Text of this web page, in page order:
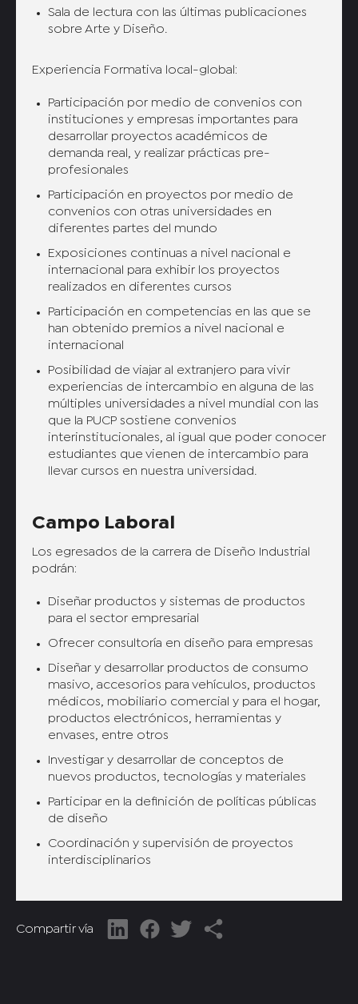
Sala de lectura con las últimas publicaciones
sobre Arte y Diseño.
Experiencia Formativa local-global:
Participación por medio de convenios con
instituciones y empresas importantes para
desarrollar proyectos académicos de
demanda real, y realizar prácticas pre-
profesionales
Participación en proyectos por medio de
convenios con otras universidades en
diferentes partes del mundo
Exposiciones continuas a nivel nacional e
internacional para exhibir los proyectos
realizados en diferentes cursos
Participación en competencias en las que se
han obtenido premios a nivel nacional e
internacional
Posibilidad de viajar al extranjero para vivir
experiencias de intercambio en alguna de las
múltiples universidades a nivel mundial con las
que la PUCP sostiene convenios
interinstitucionales, al igual que poder conocer
estudiantes que vienen de intercambio para
llevar cursos en nuestra universidad.
Campo Laboral
Los egresados de la carrera de Diseño Industrial
podrán:
Diseñar productos y sistemas de productos
para el sector empresarial
Ofrecer consultoría en diseño para empresas
Diseñar y desarrollar productos de consumo
masivo, accesorios para vehículos, productos
médicos, mobiliario comercial y para el hogar,
productos electrónicos, herramientas y
envases, entre otros
Investigar y desarrollar de conceptos de
nuevos productos, tecnologías y materiales
Participar en la definición de políticas públicas
de diseño
Coordinación y supervisión de proyectos
interdisciplinarios
Compartir vía